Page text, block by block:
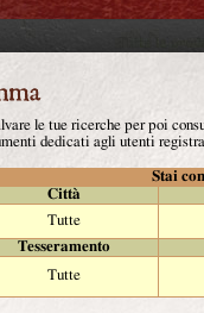
le tue ricerche per poi
dedicati agli utenti
Stai
Città
Tutte
Tesseramento
Tutte